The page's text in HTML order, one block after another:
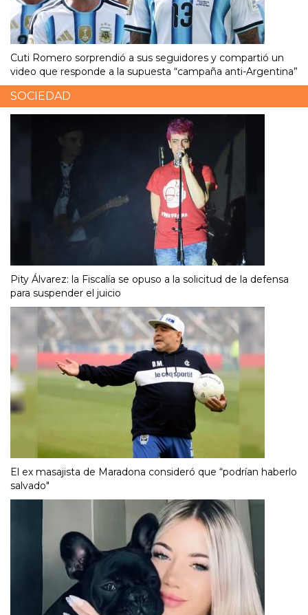
Cuti Romero sorprendió a sus seguidores y compartió un
video que responde a la supuesta “campaña anti-Argentina”
SOCIEDAD
Pity Álvarez: la Fiscalía se opuso a la solicitud de la defensa
para suspender el juicio
El ex masajista de Maradona consideró que “podrían haberlo
salvado"